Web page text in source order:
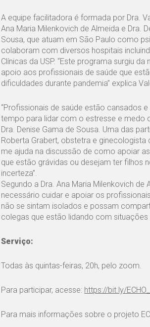
A equipe facilitadora é formada por Dra.
Ana Maria Milenkovich de Almeida e Dra.
Sousa, que atuam em São Paulo como
colaboram com diversos hospitais
Clínicas da USP. “Este programa surgiu da
apoio aos profissionais de saúde que
dificuldades durante pandemia” explica
“Profissionais de saúde estão cansados
tempo para lidar com o estresse e medo
Dra. Denise Gama de Sousa. Uma das
Roberta Grabert, obstetra e ginecologista
me ajuda na discussão de como apoiar
que estão grávidas ou desejam ter filhos
incerteza”.
Segundo a Dra. Ana Maria Milenkovich de
necessário cuidar e apoiar os
não se sintam isolados e possam
colegas que estão lidando com situações
Serviço:
Todas às quintas-feiras, 20h, pelo zoom.
Para participar, acesse: https://bit.ly/
Para mais informações sobre o projeto